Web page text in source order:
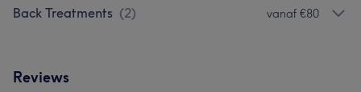
Back Treatments (2) vanaf €80
Reviews